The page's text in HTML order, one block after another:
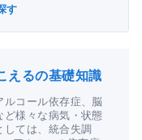
す
えるの基礎知識
コール依存症、脳
様々な病気・状態
しては、統合失調